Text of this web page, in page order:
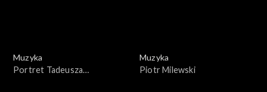
Muzyka
Portret Tadeusza
Muzyka
Piotr Milewski